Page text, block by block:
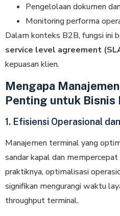
Pengelolaan dokumen
Monitoring performa
Dalam konteks B2B, fungsi ini
service level agreement
kepuasan klien.
Mengapa
Penting untuk Bisnis
1. Efisiensi Operasional
Manajemen terminal yang
sandar kapal dan
praktiknya, optimalisasi
signifikan mengurangi waktu
throughput terminal.